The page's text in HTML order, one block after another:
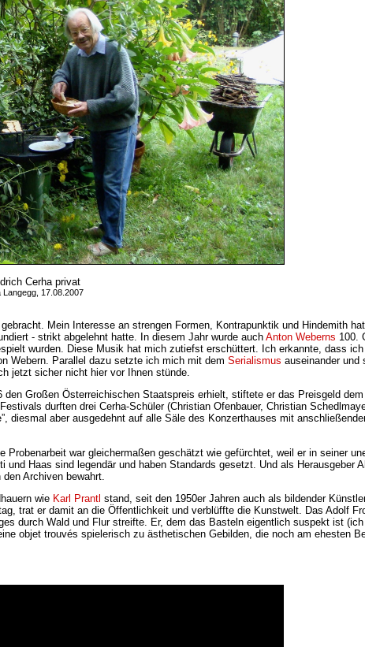
Cerha privat
Langegg, 17.08.2007
Mein Interesse an strengen Formen, Kontrapunktik und Hindemith
- strikt abgelehnt hatte. In diesem Jahr wurde auch Anton Weberns 100.
wurden. Diese Musik hat mich zutiefst erschüttert. Ich erkannte, dass
Webern. Parallel dazu setzte ich mich mit dem Serialismus auseinander und
jetzt sicher nicht hier vor Ihnen stünde.
Großen Österreichischen Staatspreis erhielt, stiftete er das Preisgeld
durften drei Cerha-Schüler (Christian Ofenbauer, Christian
diesmal aber ausgedehnt auf alle Säle des Konzerthauses mit
war gleichermaßen geschätzt wie gefürchtet, weil er in seiner
Haas sind legendär und haben Standards gesetzt. Und als Herausgeber
Archiven bewahrt.
wie Karl Prantl stand, seit den 1950er Jahren auch als bildender
trat er damit an die Öffentlichkeit und verblüffte die Kunstwelt. Das Adolf
durch Wald und Flur streifte. Er, dem das Basteln eigentlich suspekt ist
objet trouvés spielerisch zu ästhetischen Gebilden, die noch am ehesten